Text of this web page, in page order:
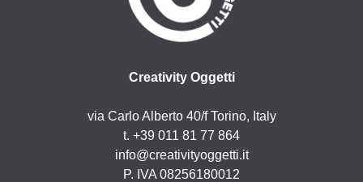
Creativity Oggetti
via Carlo Alberto 40/f Torino, Italy
t. +39 011 81 77 864
info@creativityoggetti.it
P. IVA 08256180012